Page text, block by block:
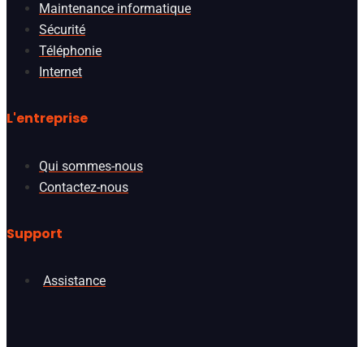
Maintenance informatique
Sécurité
Téléphonie
Internet
L'entreprise
Qui sommes-nous
Contactez-nous
Support
Assistance